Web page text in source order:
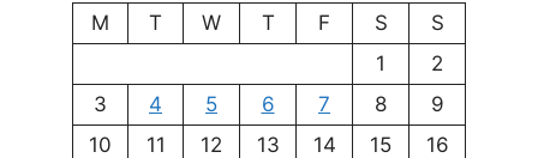
M
T W T F S
S
1
2
3
4 5 6 7 8
9
10
11 12 13 14 15
16